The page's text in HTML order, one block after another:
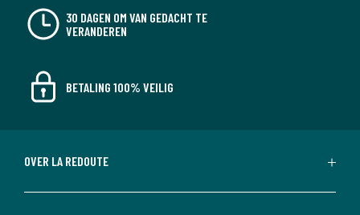
30 DAGEN OM VAN GEDACHT TE
VERANDEREN
BETALING 100% VEILIG
OVER LA REDOUTE